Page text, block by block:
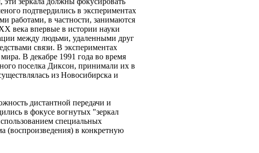
подтвердились в экспериментах
работами, в частности, занимаются
века впервые в истории науки
между людьми, удаленными друг
связи. В экспериментах
В декабре 1991 года во время
поселка Диксон, принимали их в
из Новосибирска и
дистантной передачи и
в фокусе вогнутых "зеркал
специальных
(воспроизведения) в конкретную